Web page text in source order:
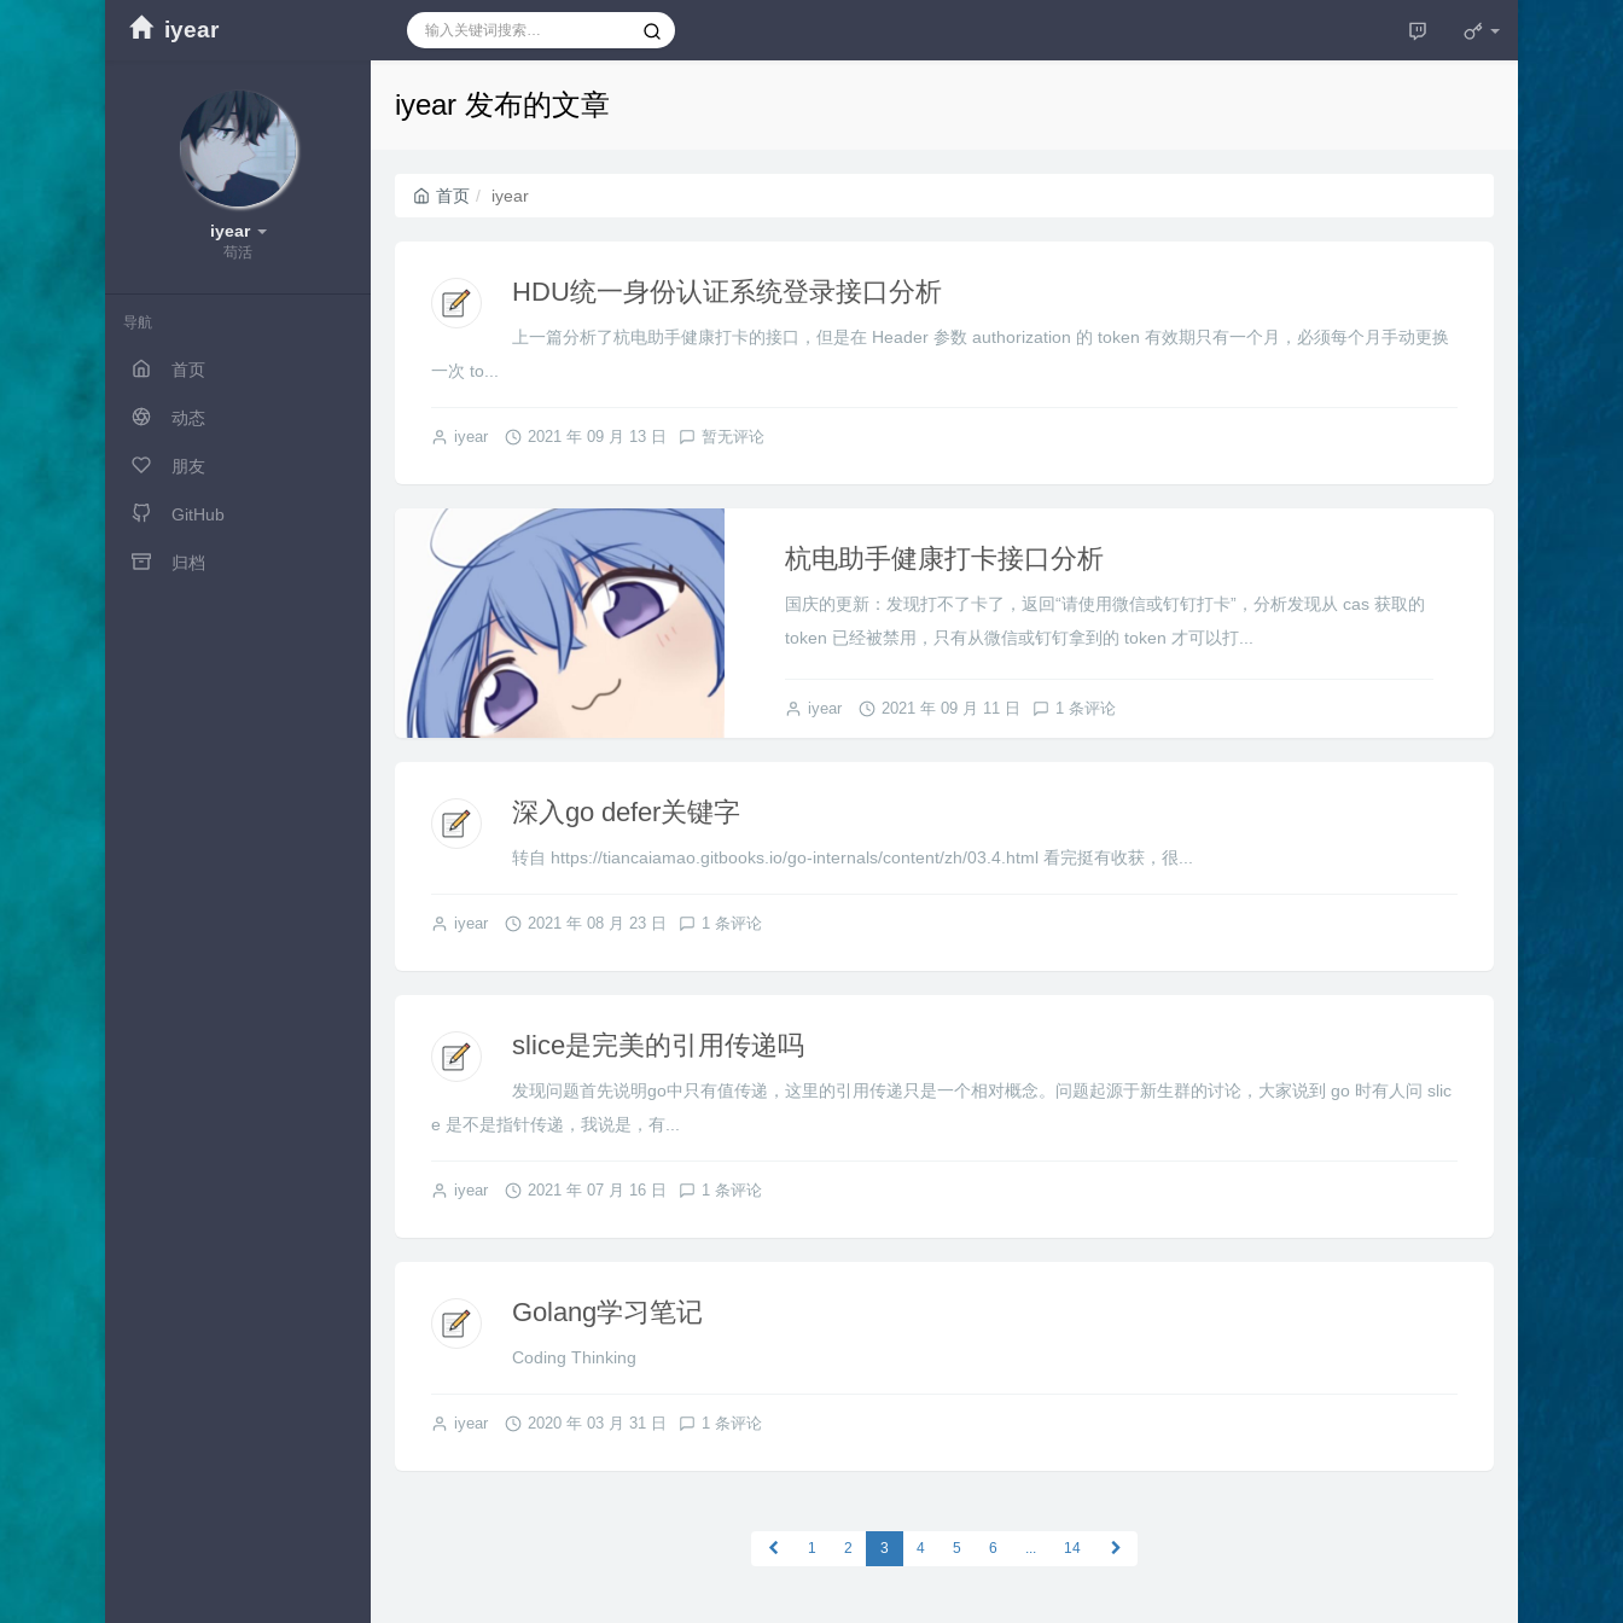
iyear
iyear
苟活
导航
首页
动态
朋友
GitHub
归档
iyear 发布的文章
首页 iyear
HDU统一身份认证系统登录接口分析
上一篇分析了杭电助手健康打卡的接口，但是在 Header 参数 authorization 的 token 有效期只有一个月，必须每个月手动更换
一次 to...
iyear 2021 年 09 月 13 日 暂无评论
杭电助手健康打卡接口分析
国庆的更新：发现打不了卡了，返回“请使用微信或钉钉打卡”，分析发现从 cas 获取的
token 已经被禁用，只有从微信或钉钉拿到的 token 才可以打...
iyear 2021 年 09 月 11 日 1 条评论
深入go defer关键字
转自 https://tiancaiamao.gitbooks.io/go-internals/content/zh/03.4.html 看完挺有收获，很...
iyear 2021 年 08 月 23 日 1 条评论
slice是完美的引用传递吗
发现问题首先说明go中只有值传递，这里的引用传递只是一个相对概念。问题起源于新生群的讨论，大家说到 go 时有人问 slic
e 是不是指针传递，我说是，有...
iyear 2021 年 07 月 16 日 1 条评论
Golang学习笔记
Coding Thinking
iyear 2020 年 03 月 31 日 1 条评论
1 2 3 4 5 6 ... 14